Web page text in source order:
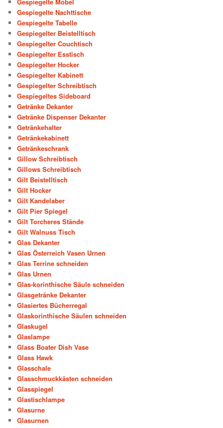
Gespiegelte Nachttische
Gespiegelte Tabelle
Gespiegelter Beistelltisch
Gespiegelter Couchtisch
Gespiegelter Esstisch
Gespiegelter Hocker
Gespiegelter Kabinett
Gespiegelter Schreibtisch
Gespiegeltes Sideboard
Getränke Dekanter
Getränke Dispenser Dekanter
Getränkehalter
Getränkekabinett
Getränkeschrank
Gillow Schreibtisch
Gillows Schreibtisch
Gilt Beistelltisch
Gilt Hocker
Gilt Kandelaber
Gilt Pier Spiegel
Gilt Torcheres Stände
Gilt Walnuss Tisch
Glas Dekanter
Glas Österreich Vasen Urnen
Glas Terrine schneiden
Glas Urnen
Glas-korinthische Säule schneiden
Glasgetränke Dekanter
Glasiertes Bücherregal
Glaskorinthische Säulen schneiden
Glaskugel
Glaslampe
Glass Boater Dish Vase
Glass Hawk
Glasschale
Glasschmuckkästen schneiden
Glasspiegel
Glastischlampe
Glasurne
Glasurnen